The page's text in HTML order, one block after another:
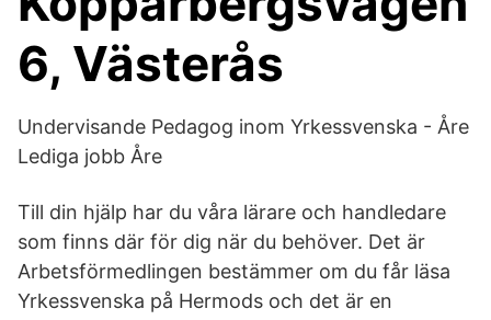
6, Västerås
Undervisande Pedagog inom Yrkessvenska - Åre
Lediga jobb Åre
Till din hjälp har du våra lärare och handledare
som finns där för dig när du behöver. Det är
Arbetsförmedlingen bestämmer om du får läsa
Yrkessvenska på Hermods och det är en